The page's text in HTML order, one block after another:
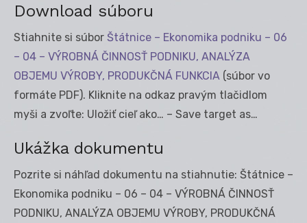
Download súboru
Stiahnite si súbor Štátnice – Ekonomika podniku – 06
– 04 – VÝROBNÁ ČINNOSŤ PODNIKU, ANALÝZA
OBJEMU VÝROBY, PRODUKČNÁ FUNKCIA (súbor vo
formáte PDF). Kliknite na odkaz pravým tlačidlom
myši a zvoľte: Uložiť cieľ ako… – Save target as…
Ukážka dokumentu
Pozrite si náhľad dokumentu na stiahnutie: Štátnice –
Ekonomika podniku – 06 – 04 – VÝROBNÁ ČINNOSŤ
PODNIKU, ANALÝZA OBJEMU VÝROBY, PRODUKČNÁ